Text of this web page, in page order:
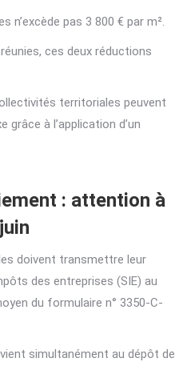
n’excède pas 3 800 € par m².
ces deux réductions
territoriales peuvent
à l’application d’un
: attention à
doivent transmettre leur
des entreprises (SIE) au
du formulaire n° 3350-C-
simultanément au dépôt de